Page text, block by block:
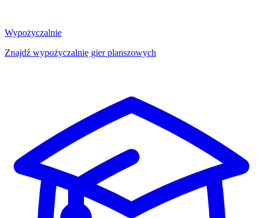
Wypożyczalnie
Znajdź wypożyczalnię gier planszowych